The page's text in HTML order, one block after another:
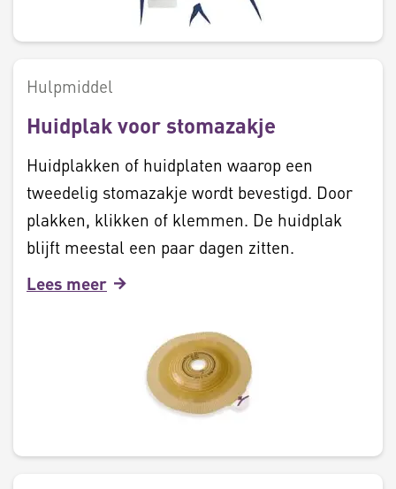
Hulpmiddel
Huidplak voor stomazakje
Huidplakken of huidplaten waarop een
tweedelig stomazakje wordt bevestigd. Door
plakken, klikken of klemmen. De huidplak
blijft meestal een paar dagen zitten.
Lees meer